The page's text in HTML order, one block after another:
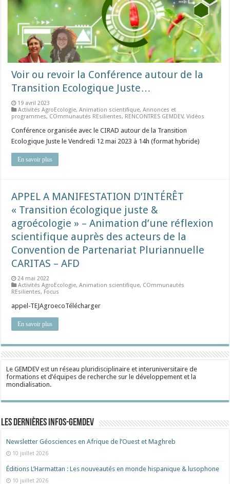
Voir ou revoir la Conférence autour de la
Transition Ecologique Juste…
19 avril 2023
Activités AgroEcologie,Animation scientifique,Annonces et
programmes, COmmunautés REsilientes, RENCONTRES GEMDEV,Vidéos
Conférence organisée avec le CIRAD autour de la Transition
Ecologique Juste le Vendredi 12 mai 2023 à 14h (format hybride)
En savoir plus
APPEL A MANIFESTATION D’INTÉRÊT
« Transition écologique juste &
agroécologie » – Animation d’une réflexion
scientifique auprès des acteurs de la
Convention de Partenariat Pluriannuelle
CARITAS – AFD
24 mai 2022
Activités AgroEcologie,Animation scientifique, COmmunautés
REsilientes, Focus
appel-TEJAgroecoTélécharger
En savoir plus
Le GEMDEV est un réseau pluridisciplinaire et interuniversitaire de
formations et d’équipes de recherche sur le développement et la
mondialisation.
Les dernières Infos-Gemdev
Newsletter Géosciences en Afrique de l’Ouest et Maghreb
10 juillet 2026
Éditions L’Harmattan : Les nouveautés en monde hispanique & lusophone
10 juillet 2026